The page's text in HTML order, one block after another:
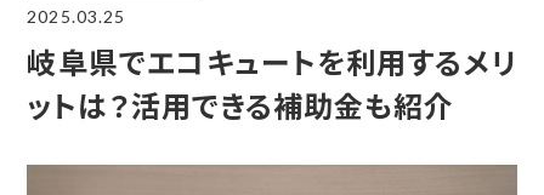
2025.03.25
岐阜県でエコキュートを利用するメリ
ットは？活用できる補助金も紹介